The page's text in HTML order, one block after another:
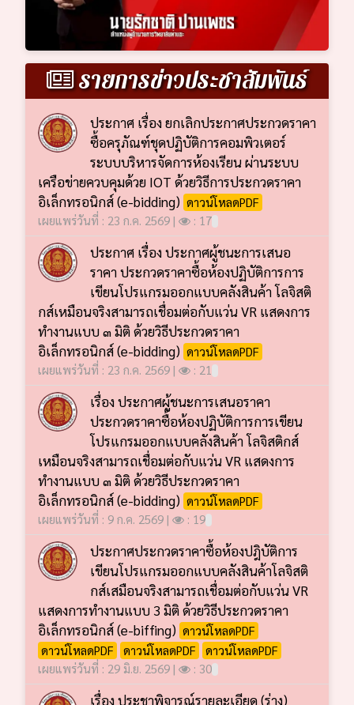
รายการข่าวประชาสัมพันธ์
ประกาศ เรื่อง ยกเลิกประกาศประกวดราคา
ซื้อครุภัณฑ์ชุดปฏิบัติการคอมพิวเตอร์
ระบบบริหารจัดการห้องเรียน ผ่านระบบ
เครือข่ายควบคุมด้วย IOT ด้วยวิธีการประกวดราคา
อิเล็กทรอนิกส์ (e-bidding) ดาวน์โหลดPDF
เผยแพร่วันที่ : 23 ก.ค. 2569 |
: 17
ประกาศ เรื่อง ประกาศผู้ชนะการเสนอ
ราคา ประกวดราคาซื้อห้องปฏิบัติการการ
เขียนโปรแกรมออกแบบคลังสินค้า โลจิสติ
กส์เหมือนจริงสามารถเชื่อมต่อกับแว่น VR แสดงการ
ทำงานแบบ ๓ มิติ ด้วยวิธีประกวดราคา
อิเล็กทรอนิกส์ (e-bidding) ดาวน์โหลดPDF
เผยแพร่วันที่ : 23 ก.ค. 2569 |
: 21
เรื่อง ประกาศผู้ชนะการเสนอราคา
ประกวดราคาซื้อห้องปฏิบัติการการเขียน
โปรแกรมออกแบบคลังสินค้า โลจิสติกส์
เหมือนจริงสามารถเชื่อมต่อกับแว่น VR แสดงการ
ทำงานแบบ ๓ มิติ ด้วยวิธีประกวดราคา
อิเล็กทรอนิกส์ (e-bidding) ดาวน์โหลดPDF
เผยแพร่วันที่ : 9 ก.ค. 2569 |
: 19
ประกาศประกวดราคาซื้อห้องปฎิบัติการ
เขียนโปรแกรมออกแบบคลังสินค้าโลจิสติ
กส์เสมือนจริงสามารถเชื่อมต่อกับแว่น VR
แสดงการทำงานแบบ 3 มิติ ด้วยวิธีประกวดราคา
อิเล็กทรอนิกส์ (e-biffing) ดาวน์โหลดPDF
ดาวน์โหลดPDF
ดาวน์โหลดPDF
ดาวน์โหลดPDF
เผยแพร่วันที่ : 29 มิ.ย. 2569 |
: 30
เรื่อง ประชาพิจารณ์รายละเอียด (ร่าง)